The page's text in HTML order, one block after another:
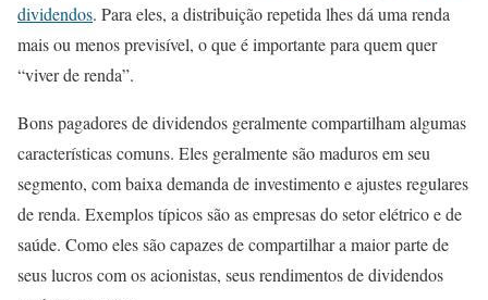
dividendos. Para eles, a distribuição repetida lhes dá uma renda
mais ou menos previsível, o que é importante para quem quer
“viver de renda”.
Bons pagadores de dividendos geralmente compartilham algumas
características comuns. Eles geralmente são maduros em seu
segmento, com baixa demanda de investimento e ajustes regulares
de renda. Exemplos típicos são as empresas do setor elétrico e de
saúde. Como eles são capazes de compartilhar a maior parte de
seus lucros com os acionistas, seus rendimentos de dividendos